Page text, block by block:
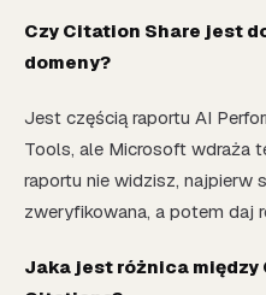
Czy Citation Share jest
domeny?
Jest częścią raportu AI
Tools, ale Microsoft wdraża
raportu nie widzisz, najpierw
zweryfikowana, a potem daj
Jaka jest różnica